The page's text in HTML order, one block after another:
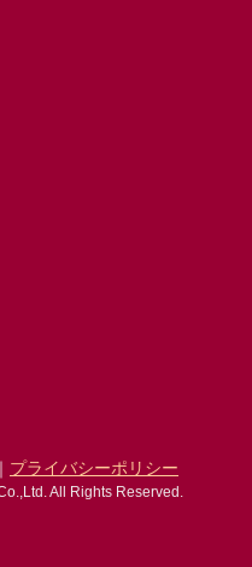
｜ プライバシーポリシー
All Rights Reserved.